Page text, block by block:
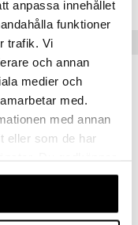
anpassa innehållet
funktioner
trafik. Vi
och annan
medier och
med.
med annan
eller som de har
av vår webbplats.
useana vaihtoehtona